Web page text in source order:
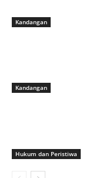
Kandangan
Kandangan
Hukum dan Peristiwa